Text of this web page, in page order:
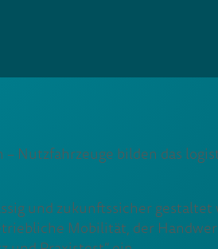
Nutzfahrzeuge bilden das
und zukunftssicher gestaltet
Mobilität, der